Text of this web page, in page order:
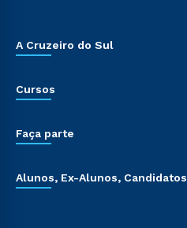
A Cruzeiro do Sul
Cursos
Faça parte
Alunos, Ex-Alunos, Candidatos